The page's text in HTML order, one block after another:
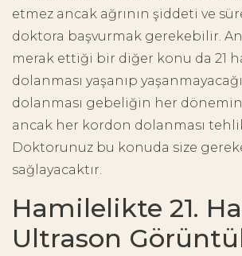
etmez ancak ağrının şiddeti ve
doktora başvurmak gerekebilir.
merak ettiği bir diğer konu da 21
dolanması yaşanıp
dolanması gebeliğin her
ancak her kordon dolanması
Doktorunuz bu konuda size
sağlayacaktır.
Hamilelikte 21.
Ultrason